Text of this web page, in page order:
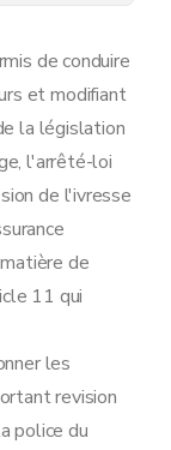
et des règlements. (Inséré par L 2007-01-22/44, art. 17; ED : 26-03-2007)
de conduire
et modifiant
la législation
l'arrêté-loi
de l'ivresse
de
11 qui
les
revision
police du